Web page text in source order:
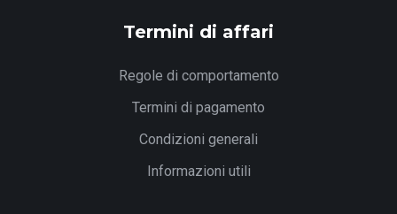
Termini di affari
Regole di comportamento
Termini di pagamento
Condizioni generali
Informazioni utili